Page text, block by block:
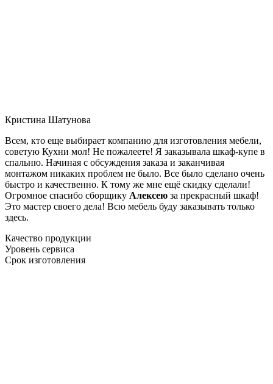
Кристина Шатунова
Всем, кто еще выбирает компанию для изготовления мебели,
советую Кухни мол! Не пожалеете! Я заказывала шкаф-купе в
спальню. Начиная с обсуждения заказа и заканчивая
монтажом никаких проблем не было. Все было сделано очень
быстро и качественно. К тому же мне ещё скидку сделали!
Огромное спасибо сборщику Алексею за прекрасный шкаф!
Это мастер своего дела! Всю мебель буду заказывать только
здесь.
Качество продукции
Уровень сервиса
Срок изготовления